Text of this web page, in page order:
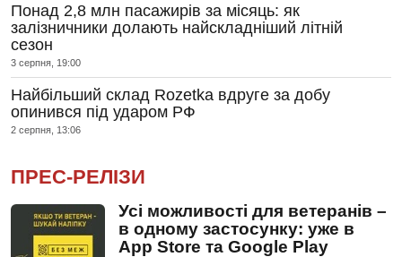
Понад 2,8 млн пасажирів за місяць: як
залізничники долають найскладніший літній
сезон
3 серпня, 19:00
Найбільший склад Rozetka вдруге за добу
опинився під ударом РФ
2 серпня, 13:06
ПРЕС-РЕЛІЗИ
Усі можливості для ветеранів –
в одному застосунку: уже в
App Store та Google Play